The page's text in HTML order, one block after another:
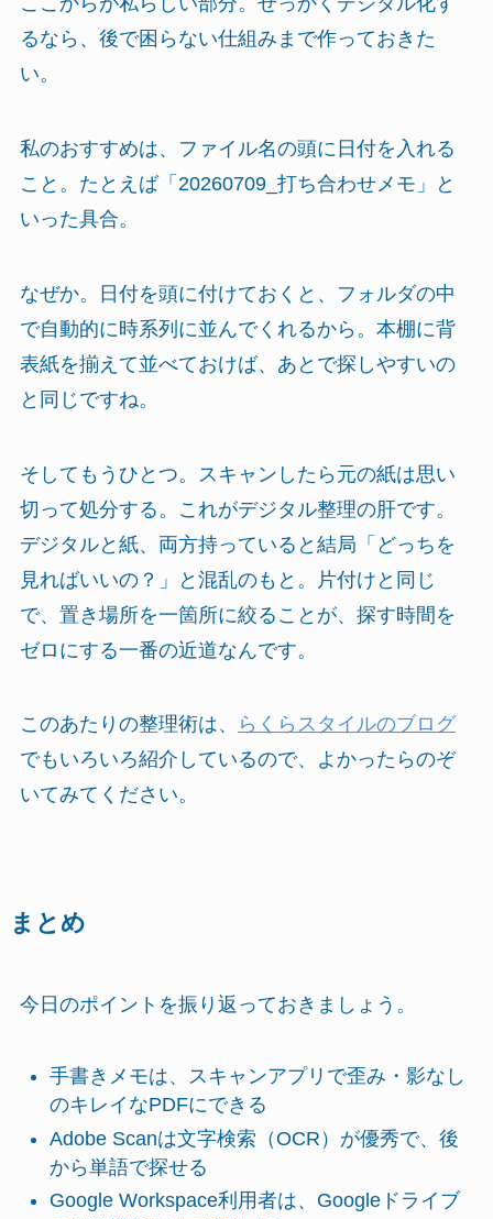
るなら、後で困らない仕組みまで作っておきた
い。
私のおすすめは、ファイル名の頭に日付を入れる
こと。たとえば「20260709_打ち合わせメモ」と
いった具合。
なぜか。日付を頭に付けておくと、フォルダの中
で自動的に時系列に並んでくれるから。本棚に背
表紙を揃えて並べておけば、あとで探しやすいの
と同じですね。
そしてもうひとつ。スキャンしたら元の紙は思い
切って処分する。これがデジタル整理の肝です。
デジタルと紙、両方持っていると結局「どっちを
見ればいいの？」と混乱のもと。片付けと同じ
で、置き場所を一箇所に絞ることが、探す時間を
ゼロにする一番の近道なんです。
このあたりの整理術は、
らくらスタイルのブログ
でもいろいろ紹介しているので、よかったらのぞ
いてみてください。
まとめ
今日のポイントを振り返っておきましょう。
手書きメモは、スキャンアプリで歪み・影なし
のキレイなPDFにできる
Adobe Scanは文字検索（OCR）が優秀で、後
から単語で探せる
Google Workspace利用者は、Googleドライブ